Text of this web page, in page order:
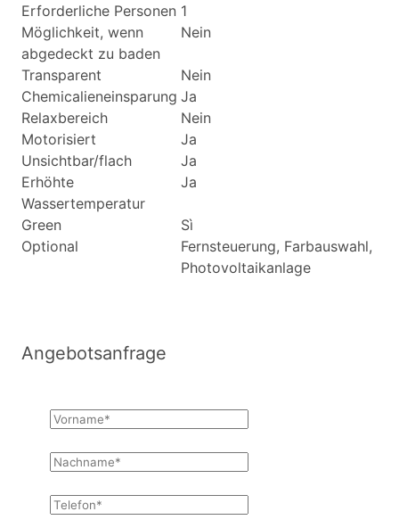
Erforderliche Personen 1
Möglichkeit, wenn
abgedeckt zu baden
Nein
Transparent
Nein
Chemicalieneinsparung Ja
Relaxbereich
Nein
Motorisiert
Ja
Unsichtbar/flach
Ja
Erhöhte
Wassertemperatur
Ja
Green
Sì
Optional
Fernsteuerung, Farbauswahl,
Photovoltaikanlage
Angebotsanfrage